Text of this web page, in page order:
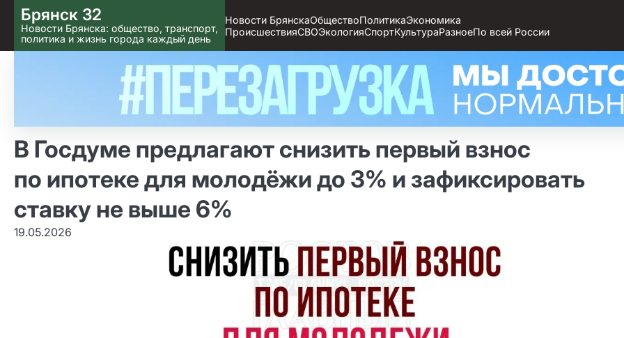
Skip
to content
Брянск 32
Новости Брянска: общество, транспорт,
политика и жизнь города каждый день
Новости БрянскаОбществоПолитикаЭкономика
ПроисшествияСВОЭкологияСпортКультураРазноеПо всей России
В Госдуме предлагают снизить первый взнос
по ипотеке для молодёжи до 3% и зафиксировать
ставку не выше 6%
19.05.2026